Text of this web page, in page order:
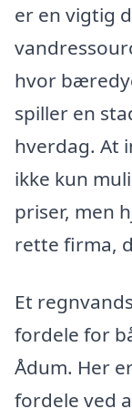
er en vigtig
hvor
spiller en
hverdag. At
ikke kun
priser, men
rette firma,
Et
fordele for
Ådum. Her
fordele ved